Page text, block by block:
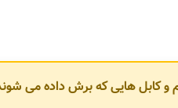
و کابل هایی که برش داده می